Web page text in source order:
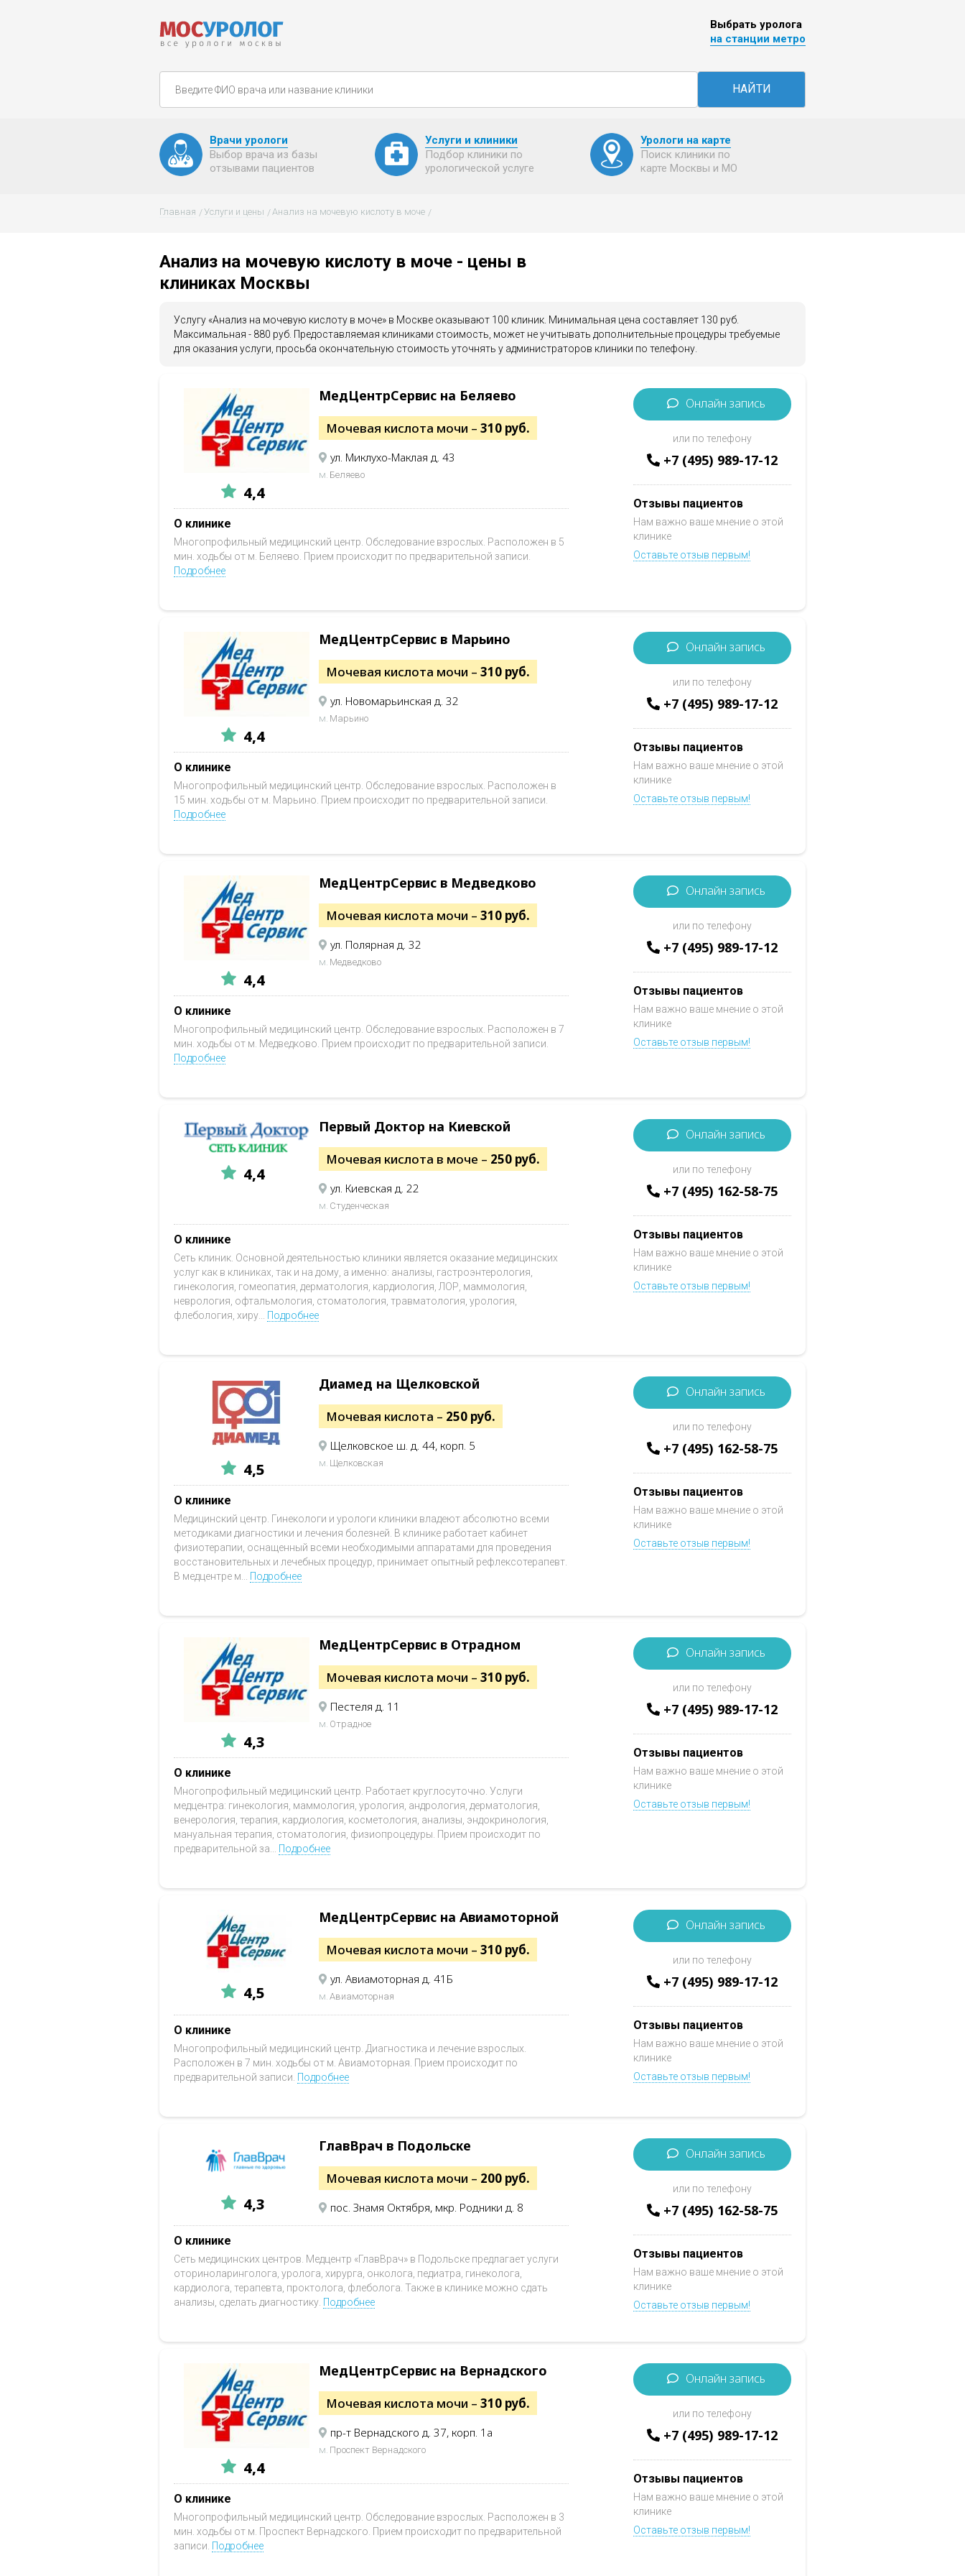
Выбрать уролога
на станции метро
НАЙТИ
Врачи урологи
Выбор врача из базы
отзывами пациентов
Услуги и клиники
Подбор клиники по
урологической услуге
Урологи на карте
Поиск клиники по
карте Москвы и МО
Главная Услуги и цены Анализ на мочевую кислоту в моче
Анализ на мочевую кислоту в моче - цены в
клиниках Москвы
Услугу «Анализ на мочевую кислоту в моче» в Москве оказывают 100 клиник. Минимальная цена составляет 130 руб.
Максимальная - 880 руб. Предоставляемая клиниками стоимость, может не учитывать дополнительные процедуры требуемые
для оказания услуги, просьба окончательную стоимость уточнять у администраторов клиники по телефону.
4,4
МедЦентрСервис на Беляево
Мочевая кислота мочи – 310 руб.
ул. Миклухо-Маклая д. 43
м. Беляево
О клинике
Многопрофильный медицинский центр. Обследование взрослых. Расположен в 5
мин. ходьбы от м. Беляево. Прием происходит по предварительной записи.
Подробнее
Онлайн запись
или по телефону
+7 (495) 989-17-12
Отзывы пациентов
Нам важно ваше мнение о этой
клинике
Оставьте отзыв первым!
4,4
МедЦентрСервис в Марьино
Мочевая кислота мочи – 310 руб.
ул. Новомарьинская д. 32
м. Марьино
О клинике
Многопрофильный медицинский центр. Обследование взрослых. Расположен в
15 мин. ходьбы от м. Марьино. Прием происходит по предварительной записи.
Подробнее
Онлайн запись
или по телефону
+7 (495) 989-17-12
Отзывы пациентов
Нам важно ваше мнение о этой
клинике
Оставьте отзыв первым!
4,4
МедЦентрСервис в Медведково
Мочевая кислота мочи – 310 руб.
ул. Полярная д. 32
м. Медведково
О клинике
Многопрофильный медицинский центр. Обследование взрослых. Расположен в 7
мин. ходьбы от м. Медведково. Прием происходит по предварительной записи.
Подробнее
Онлайн запись
или по телефону
+7 (495) 989-17-12
Отзывы пациентов
Нам важно ваше мнение о этой
клинике
Оставьте отзыв первым!
4,4
Первый Доктор на Киевской
Мочевая кислота в моче – 250 руб.
ул. Киевская д. 22
м. Студенческая
О клинике
Сеть клиник. Основной деятельностью клиники является оказание медицинских
услуг как в клиниках, так и на дому, а именно: анализы, гастроэнтерология,
гинекология, гомеопатия, дерматология, кардиология, ЛОР, маммология,
неврология, офтальмология, стоматология, травматология, урология,
флебология, хиру...
Подробнее
Онлайн запись
или по телефону
+7 (495) 162-58-75
Отзывы пациентов
Нам важно ваше мнение о этой
клинике
Оставьте отзыв первым!
4,5
Диамед на Щелковской
Мочевая кислота – 250 руб.
Щелковское ш. д. 44, корп. 5
м. Щелковская
О клинике
Медицинский центр. Гинекологи и урологи клиники владеют абсолютно всеми
методиками диагностики и лечения болезней. В клинике работает кабинет
физиотерапии, оснащенный всеми необходимыми аппаратами для проведения
восстановительных и лечебных процедур, принимает опытный рефлексотерапевт.
В медцентре м...
Подробнее
Онлайн запись
или по телефону
+7 (495) 162-58-75
Отзывы пациентов
Нам важно ваше мнение о этой
клинике
Оставьте отзыв первым!
4,3
МедЦентрСервис в Отрадном
Мочевая кислота мочи – 310 руб.
Пестеля д. 11
м. Отрадное
О клинике
Многопрофильный медицинский центр. Работает круглосуточно. Услуги
медцентра: гинекология, маммология, урология, андрология, дерматология,
венерология, терапия, кардиология, косметология, анализы, эндокринология,
мануальная терапия, стоматология, физиопроцедуры. Прием происходит по
предварительной за...
Подробнее
Онлайн запись
или по телефону
+7 (495) 989-17-12
Отзывы пациентов
Нам важно ваше мнение о этой
клинике
Оставьте отзыв первым!
4,5
МедЦентрСервис на Авиамоторной
Мочевая кислота мочи – 310 руб.
ул. Авиамоторная д. 41Б
м. Авиамоторная
О клинике
Многопрофильный медицинский центр. Диагностика и лечение взрослых.
Расположен в 7 мин. ходьбы от м. Авиамоторная. Прием происходит по
предварительной записи. Подробнее
Онлайн запись
или по телефону
+7 (495) 989-17-12
Отзывы пациентов
Нам важно ваше мнение о этой
клинике
Оставьте отзыв первым!
4,3
ГлавВрач в Подольске
Мочевая кислота мочи – 200 руб.
пос. Знамя Октября, мкр. Родники д. 8
О клинике
Сеть медицинских центров. Медцентр «ГлавВрач» в Подольске предлагает услуги
оториноларинголога, уролога, хирурга, онколога, педиатра, гинеколога,
кардиолога, терапевта, проктолога, флеболога. Также в клинике можно сдать
анализы, сделать диагностику. Подробнее
Онлайн запись
или по телефону
+7 (495) 162-58-75
Отзывы пациентов
Нам важно ваше мнение о этой
клинике
Оставьте отзыв первым!
4,4
МедЦентрСервис на Вернадского
Мочевая кислота мочи – 310 руб.
пр-т Вернадского д. 37, корп. 1а
м. Проспект Вернадского
О клинике
Многопрофильный медицинский центр. Обследование взрослых. Расположен в 3
мин. ходьбы от м. Проспект Вернадского. Прием происходит по предварительной
записи. Подробнее
Онлайн запись
или по телефону
+7 (495) 989-17-12
Отзывы пациентов
Нам важно ваше мнение о этой
клинике
Оставьте отзыв первым!